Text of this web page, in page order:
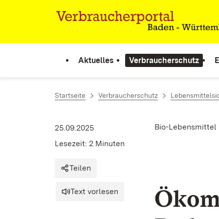
Zum Inhalt springen
Aktuelles Verbraucherschutz
Startseite Verbraucherschutz
Bio-Lebensmittel
25.09.2025
Lesezeit: 2 Minuten
Teilen
Text vorlesen